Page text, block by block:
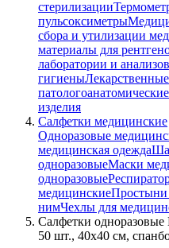
стерилизации
пульсоксиметры
сбора и утилизации
материалы для
лаборатории и анализов
гигиеныЛекарственные
патологоанатомические
изделия
Салфетки медицинские
Одноразовые
медицинская одежда
одноразовыеМаски
одноразовые
медицинскиеПростыни
нимЧехлы для
Салфетки
50 шт., 40х40 см,